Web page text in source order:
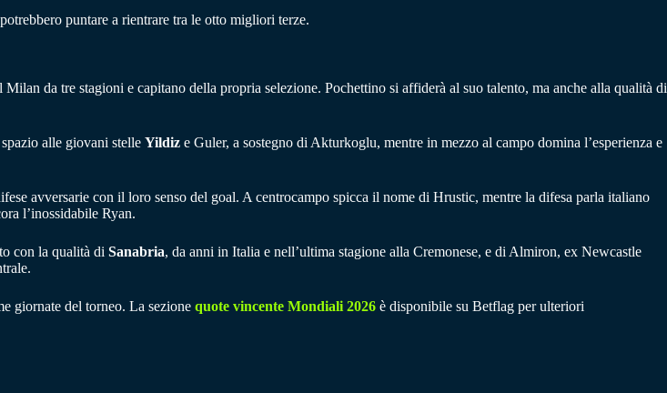
puntare a rientrare tra le otto migliori terze.
da tre stagioni e capitano della propria selezione. Pochettino si affiderà al suo talento, ma anche alla qualità di
alle giovani stelle Yildiz e Guler, a sostegno di Akturkoglu, mentre in mezzo al campo domina l’esperienza e
avversarie con il loro senso del goal. A centrocampo spicca il nome di Hrustic, mentre la difesa parla italiano
l’inossidabile Ryan.
con la qualità di Sanabria, da anni in Italia e nell’ultima stagione alla Cremonese, e di Almiron, ex Newcastle
giornate del torneo. La sezione quote vincente Mondiali 2026 è disponibile su Betflag per ulteriori